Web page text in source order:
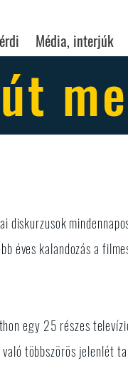
Média, interjúk
éves kalandozás a
egy 25 részes
többszörös jelenlét